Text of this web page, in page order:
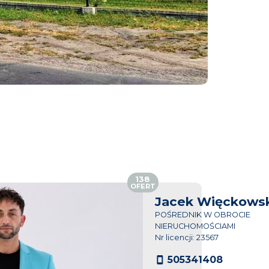
Jacek
POŚREDNIK W OBROCIE
NIERUCHOMOŚCIAMI
Nr licencji: 23567
505341408
138
OFERT